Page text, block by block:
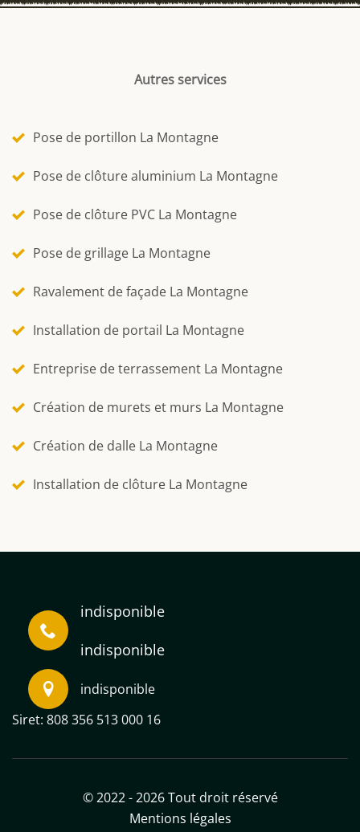
Autres services
Pose de portillon La Montagne
Pose de clôture aluminium La Montagne
Pose de clôture PVC La Montagne
Pose de grillage La Montagne
Ravalement de façade La Montagne
Installation de portail La Montagne
Entreprise de terrassement La Montagne
Création de murets et murs La Montagne
Création de dalle La Montagne
Installation de clôture La Montagne
indisponible
indisponible
indisponible
Siret: 808 356 513 000 16
© 2022 - 2026 Tout droit réservé
Mentions légales